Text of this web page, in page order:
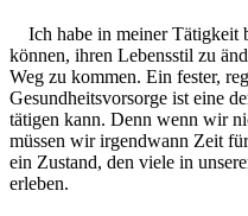
Ich habe in meiner Tätigkeit
können, ihren Lebensstil zu
Weg zu kommen. Ein fester,
Gesundheitsvorsorge ist eine
tätigen kann. Denn wenn wir
müssen wir irgendwann Zeit
ein Zustand, den viele in
erleben.